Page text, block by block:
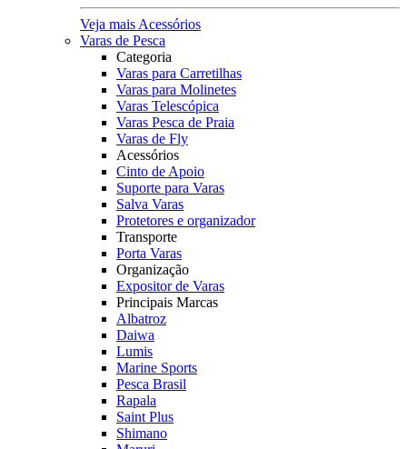
Veja mais Acessórios
Varas de Pesca
Categoria
Varas para Carretilhas
Varas para Molinetes
Varas Telescópica
Varas Pesca de Praia
Varas de Fly
Acessórios
Cinto de Apoio
Suporte para Varas
Salva Varas
Protetores e organizador
Transporte
Porta Varas
Organização
Expositor de Varas
Principais Marcas
Albatroz
Daiwa
Lumis
Marine Sports
Pesca Brasil
Rapala
Saint Plus
Shimano